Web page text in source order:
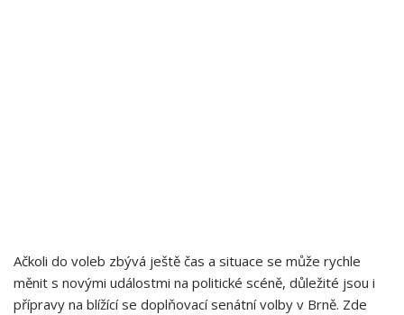
Ačkoli do voleb zbývá ještě čas a situace se může rychle
měnit s novými událostmi ⁤na politické scéně, důležité jsou i
přípravy‍ na​ blížící se doplňovací⁢ senátní volby‌ v Brně. Zde